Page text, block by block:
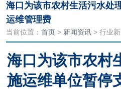
海口为该市农村生活污水处
运维管理费
当前位置： 首页 > 新闻资讯 > 行业
海口为该市农村
施运维单位暂停